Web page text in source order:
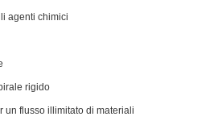
e agli agenti chimici
urti e agli urti
eccellente
a spirale rigido
un flusso illimitato di materiali